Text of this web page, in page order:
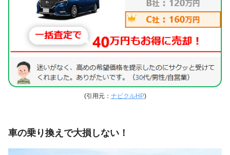
(引用元： ナビクルHP)
車の乗り換えで大損しない！